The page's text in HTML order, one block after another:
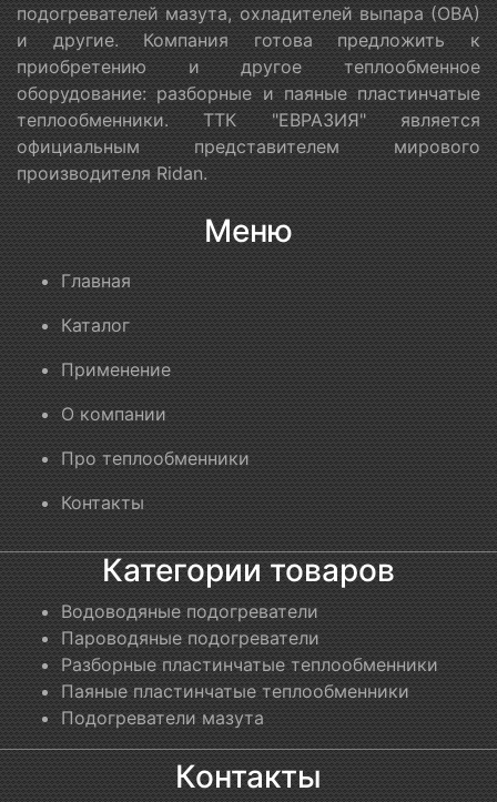
подогревателей мазута, охладителей выпара (ОВА)
и другие. Компания готова предложить к
приобретению и другое теплообменное
оборудование: разборные и паяные пластинчатые
теплообменники. ТТК "ЕВРАЗИЯ" является
официальным представителем мирового
производителя Ridan.
Меню
Главная
Каталог
Применение
О компании
Про теплообменники
Контакты
Категории товаров
Водоводяные подогреватели
Пароводяные подогреватели
Разборные пластинчатые теплообменники
Паяные пластинчатые теплообменники
Подогреватели мазута
Контакты